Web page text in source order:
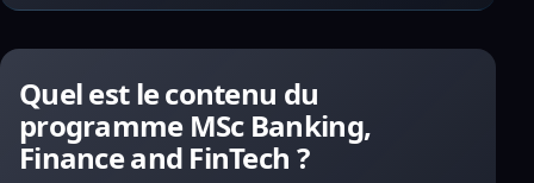
Quel est le contenu du
programme MSc Banking,
Finance and FinTech ?